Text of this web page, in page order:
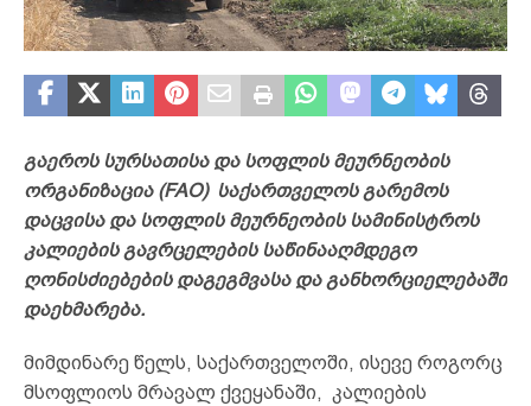
გაეროს სურსათისა და სოფლის მეურნეობის
ორგანიზაცია (FAO) საქართველოს გარემოს
დაცვისა და სოფლის მეურნეობის სამინისტროს
კალიების გავრცელების საწინააღმდეგო
ღონისძიებების დაგეგმვასა და განხორციელებაში
დაეხმარება.
მიმდინარე წელს, საქართველოში, ისევე როგორც
მსოფლიოს მრავალ ქვეყანაში, კალიების